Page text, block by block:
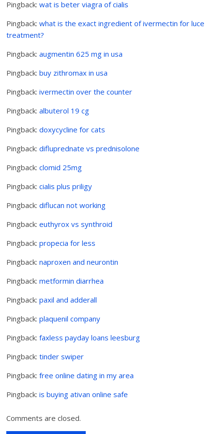
Pingback:wat is beter viagra of cialis
Pingback:what is the exact ingredient of ivermectin for luce
treatment?
Pingback:augmentin 625 mg in usa
Pingback:buy zithromax in usa
Pingback:ivermectin over the counter
Pingback:albuterol 19 cg
Pingback:doxycycline for cats
Pingback:difluprednate vs prednisolone
Pingback:clomid 25mg
Pingback:cialis plus priligy
Pingback:diflucan not working
Pingback:euthyrox vs synthroid
Pingback:propecia for less
Pingback:naproxen and neurontin
Pingback:metformin diarrhea
Pingback:paxil and adderall
Pingback:plaquenil company
Pingback:faxless payday loans leesburg
Pingback:tinder swiper
Pingback:free online dating in my area
Pingback:is buying ativan online safe
Comments are closed.